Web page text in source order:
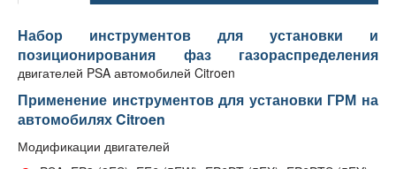
Набор инструментов для установки и
позиционирования фаз газораспределения
двигателей PSA автомобилей Citroen
Применение инструментов для установки ГРМ на
автомобилях Citroen
Модификации двигателей